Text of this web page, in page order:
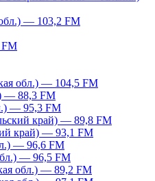
— 103,2 FM
обл.) — 104,5 FM
— 88,3 FM
— 95,3 FM
край) — 89,8 FM
край) — 93,1 FM
— 96,6 FM
— 96,5 FM
обл.) — 89,2 FM